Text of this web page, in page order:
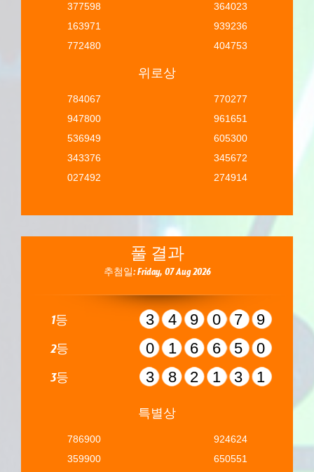
377598
163971
772480
364023
939236
404753
위로상
784067
947800
536949
343376
027492
770277
961651
605300
345672
274914
풀 결과
추첨일: Friday, 07 Aug 2026
1등 349079
2등 016650
3등 382131
특별상
786900
359900
924624
650551